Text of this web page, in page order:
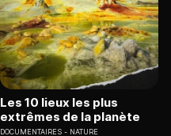
Les 10 lieux les plus
extrêmes de la planète
DOCUMENTAIRES NATURE